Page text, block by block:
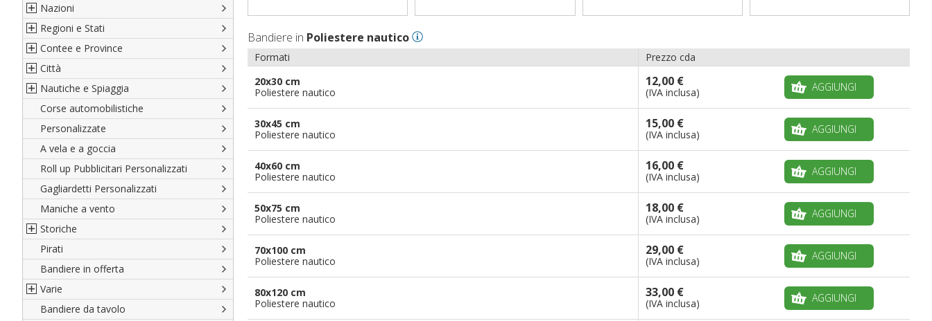
Nazioni
Nord America
Sud America
Europa
Africa
Asia
Oceania
Regioni e Stati
Regioni italiane
Territori Italiani
Stati USA
Francesi
Spagnole
Austriache
Tedesche
Regioni varie
Contee e Province
Cantoni Svizzeri
Province Italiane
Province Spagnole
Francia d'oltremare
Territori britannici d'oltremare
Varie Province del Mondo
Città
Città Italiane
Città spagnole
Città francesi
Città del mondo
Nautiche e Spiaggia
Militari e Mercantili
Codice internazionale nautico
Gran Pavese
Da spiaggia
Di cortesia
Corse automobilistiche
Personalizzate
A vela e a goccia
Roll up Pubblicitari Personalizzati
Gagliardetti Personalizzati
Maniche a vento
Storiche
Italiane
Porte di Milano
Francesi
Americane
Pirati
Bandiere in offerta
Varie
Bandiere del CICAP - Think Deep
Bandiere da tavolo
Bandiere in Poliestere nautico
Formati
Prezzo cda
20x30 cm
Poliestere nautico
12,00 €
(IVA inclusa) AGGIUNGI
30x45 cm
Poliestere nautico
15,00 €
(IVA inclusa) AGGIUNGI
40x60 cm
Poliestere nautico
16,00 €
(IVA inclusa) AGGIUNGI
50x75 cm
Poliestere nautico
18,00 €
(IVA inclusa) AGGIUNGI
70x100 cm
Poliestere nautico
29,00 €
(IVA inclusa) AGGIUNGI
80x120 cm
Poliestere nautico
33,00 €
(IVA inclusa) AGGIUNGI